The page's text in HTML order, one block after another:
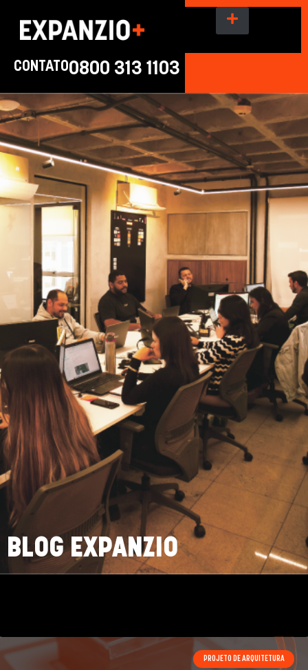
CONTATO0800 313 1103
BLOG EXPANZIO
PROJETO DE ARQUITETURA